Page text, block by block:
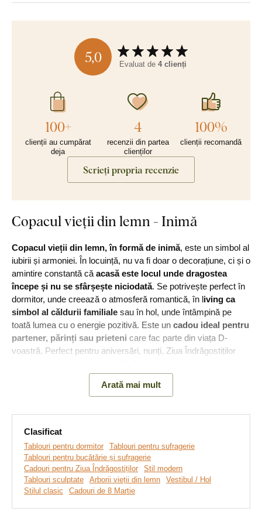
5,0 Evaluat de 4 clienți
100+
clienții au cumpărat
deja
4
recenzii din partea
clienților
100%
clienții recomandă
Scrieți propria recenzie
Copacul vieții din lemn - Inimă
Copacul vieții din lemn, în formă de inimă, este un simbol al
iubirii și armoniei. În locuință, nu va fi doar o decorațiune, ci și o
amintire constantă că acasă este locul unde dragostea
începe și nu se sfârșește niciodată. Se potrivește perfect în
dormitor, unde creează o atmosferă romantică, în living ca
simbol al căldurii familiale sau în hol, unde întâmpină pe
toată lumea cu o energie pozitivă. Este un cadou ideal pentru
partener, părinți sau prieteni care fac parte din viața D-
voastră. Perfect pentru aniversări, nunți, Ziua Îndrăgostiților
Două coroane împletite creează o imagine unică
relațiilor care devin mai puternice în timp, iar rădăcinile oferă
stabilitate și baze solide.
Principalele avantaje ale produsului:
Arată mai mult
Clasificat
Tablouri pentru dormitor
Tablouri pentru sufragerie
Tablouri pentru bucătărie și sufragerie
Cadouri pentru Ziua Îndrăgostiților
Stil modern
Tablouri sculptate
Arborii vieții din lemn
Vestibul / Hol
Stilul clasic
Cadouri de 8 Martie